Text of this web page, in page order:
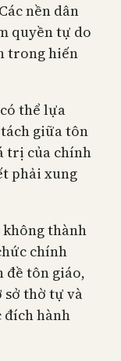
nền dân
quyền tự do
trong hiến
thể lựa
giữa tôn
trị của chính
phải xung
không thành
chính
đề tôn giáo,
sở thờ tự và
đích hành